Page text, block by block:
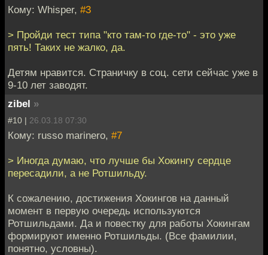
Кому: Whisper, #3
> Пройди тест типа "кто там-то где-то" - это уже
пять! Таких не жалко, да.
Детям нравится. Страничку в соц. сети сейчас уже в
9-10 лет заводят.
zibel »
#10 | 26.03.18 07:30
Кому: russo marinero, #7
> Иногда думаю, что лучше бы Хокингу сердце
пересадили, а не Ротшильду.
К сожалению, достижения Хокингов на данный
момент в первую очередь используются
Ротшильдами. Да и повестку для работы Хокингам
формируют именно Ротшильды. (Все фамилии,
понятно, условны).